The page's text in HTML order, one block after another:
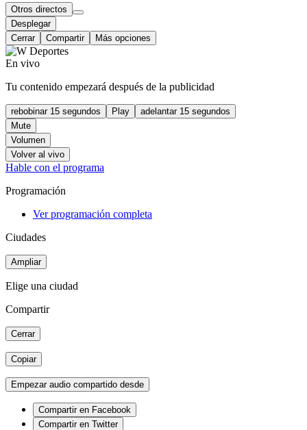
Otros directos
Desplegar
Cerrar
Compartir Más opciones
En vivo
Tu contenido empezará después de la publicidad
rebobinar 15 segundos Play
adelantar 15 segundos
Mute
Volumen
Volver al vivo
Hable con el programa
Programación
Ver programación completa
Ciudades
Ampliar
Elige una ciudad
Compartir
Cerrar
Copiar
Empezar audio compartido desde
Compartir en Facebook
Compartir en Twitter